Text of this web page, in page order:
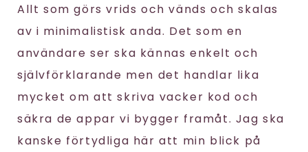
Allt som görs vrids och vänds och skalas
av i minimalistisk anda. Det som en
användare ser ska kännas enkelt och
självförklarande men det handlar lika
mycket om att skriva vacker kod och
säkra de appar vi bygger framåt. Jag ska
kanske förtydliga här att min blick på